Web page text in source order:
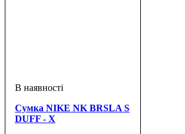
Сумка NIKE NK BRSLA S
DUFF - X